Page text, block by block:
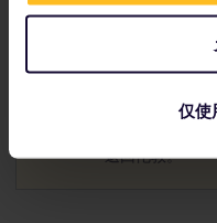
仅使
时间3小时，需
返回伦敦。